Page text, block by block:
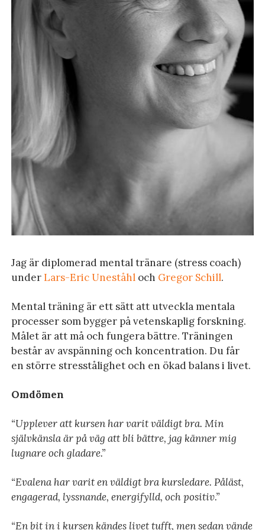
Jag är diplomerad mental tränare (stress coach)
underLars-Eric Uneståhloch Gregor Schill.
Mental träning är ett sätt att utveckla mentala
processer som bygger på vetenskaplig forskning.
Målet är att må och fungera bättre. Träningen
består av avspänning och koncentration. Du får
en större stresstålighet och en ökad balans i livet.
Omdömen
“Upplever att kursen har varit väldigt bra. Min
självkänsla är på väg att bli bättre, jag känner mig
lugnare och gladare.”
“Evalena har varit en väldigt bra kursledare. Påläst,
engagerad, lyssnande, energifylld, och positiv.”
“En bit in i kursen kändes livet tufft, men sedan vände